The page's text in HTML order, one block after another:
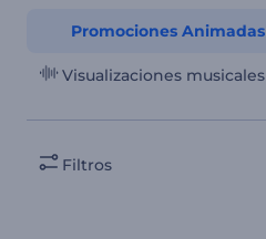
Promociones Animadas
Visualizaciones musicales
Filtros